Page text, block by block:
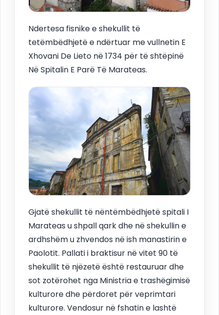
Ndertesa fisnike e shekullit të
tetëmbëdhjetë e ndërtuar me vullnetin E
Xhovani De Lieto në 1734 për të shtëpinë
Në Spitalin E Parë Të Marateas.
Gjatë shekullit të nëntëmbëdhjetë spitali I
Marateas u shpall qark dhe në shekullin e
ardhshëm u zhvendos në ish manastirin e
Paolotit. Pallati i braktisur në vitet 90 të
shekullit të njëzetë është restauruar dhe
sot zotërohet nga Ministria e trashëgimisë
kulturore dhe përdoret për veprimtari
kulturore. Vendosur në fshatin e lashtë